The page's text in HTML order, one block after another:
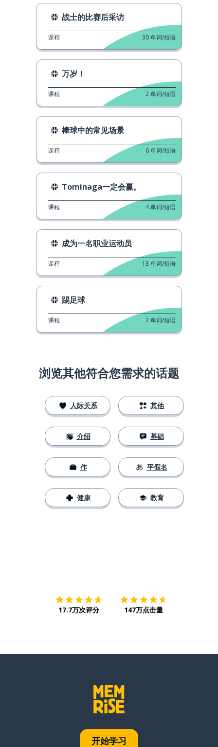
战士的比赛后采访
课程 30单词/短语
万岁！
课程 2单词/短语
棒球中的常见场景
课程 6单词/短语
Tominaga一定会赢。
课程 4单词/短语
成为一名职业运动员
课程 13 单词/短语
踢足球
课程 2单词/短语
浏览其他符合您需求的话题
人际关系
介绍
作
健康
其他
基础
平假名
教育
17.7万次评分 147万点击量
开始学习